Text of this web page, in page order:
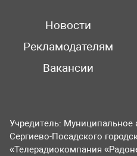
Новости
Рекламодателям
Вакансии
Учредитель:
Сергиево-Посадского
«Телерадиокомпания